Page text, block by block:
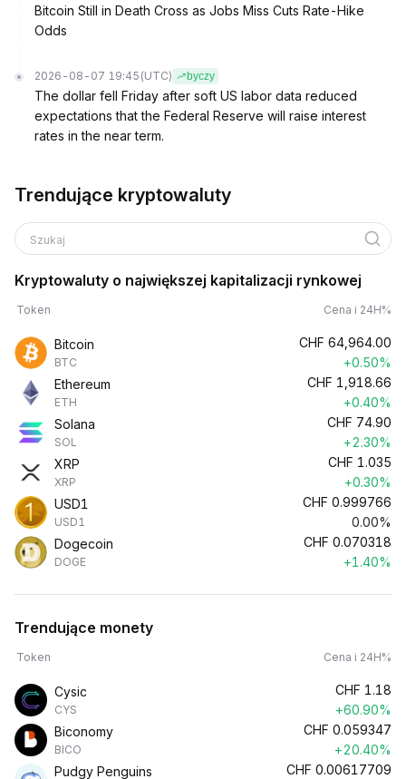
Bitcoin Still in Death Cross as Jobs Miss Cuts Rate-Hike
Odds
2026-08-07 19:45 (UTC) byczy
The dollar fell Friday after soft US labor data reduced
expectations that the Federal Reserve will raise interest
rates in the near term.
Trendujące kryptowaluty
Szukaj
Kryptowaluty o największej kapitalizacji rynkowej
Token Cena i 24H%
Bitcoin
BTC
CHF 64,964.00
+0.50%
Ethereum
ETH
CHF 1,918.66
+0.40%
Solana
SOL
CHF 74.90
+2.30%
XRP
XRP
CHF 1.035
+0.30%
USD1
USD1
CHF 0.999766
0.00%
Dogecoin
DOGE
CHF 0.070318
+1.40%
Trendujące monety
Token Cena i 24H%
Cysic
CYS
CHF 1.18
+60.90%
Biconomy
BICO
CHF 0.059347
+20.40%
Pudgy Penguins
CHF 0.00617709